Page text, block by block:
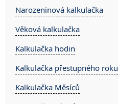
Narozeninová kalkulačka
Věková kalkulačka
Kalkulačka hodin
Kalkulačka přestupného roku
Kalkulačka Měsíců